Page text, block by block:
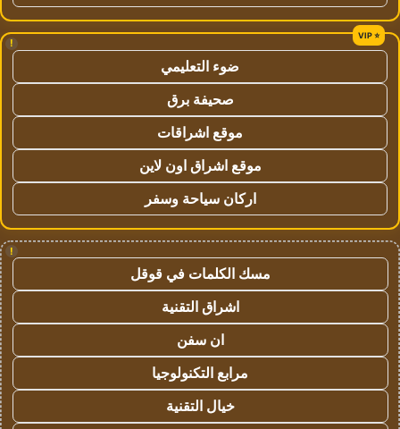
!
ضوء التعليمي
صحيفة برق
موقع اشراقات
موقع اشراق اون لاين
اركان سياحة وسفر
!
مسك الكلمات في قوقل
اشراق التقنية
ان سفن
مرابع التكنولوجيا
خيال التقنية